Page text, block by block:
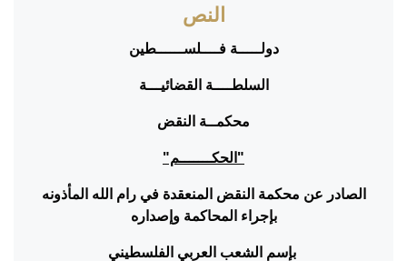
النص
دولـــــة فــــلســــــطين
السلطــــة القضائيـــة
محكمــة النقض
"الحكـــــــم"
الصادر عن محكمة النقض المنعقدة في رام الله المأذونه
بإجراء المحاكمة وإصداره
بإسم الشعب العربي الفلسطيني